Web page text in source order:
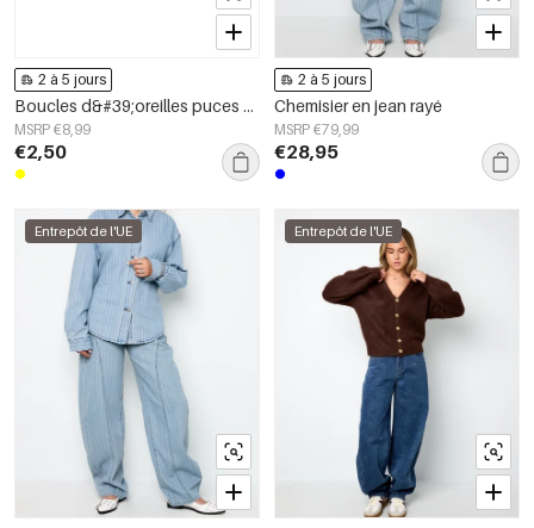
2 à 5 jours
Boucles d&#39;oreilles puces en acier inoxydable, motif floral, collection Daily Simple, bijoux pour femmes
MSRP €8,99
€2,50
2 à 5 jours
Chemisier en jean rayé
MSRP €79,99
€28,95
Entrepôt de l'UE Entrepôt de l'UE